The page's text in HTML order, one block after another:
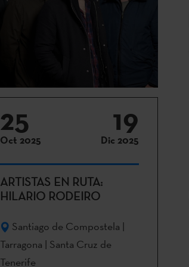
25
Oct 2025
19
Dic 2025
ARTISTAS EN RUTA:
HILARIO RODEIRO
Santiago de Compostela |
Tarragona | Santa Cruz de
Tenerife